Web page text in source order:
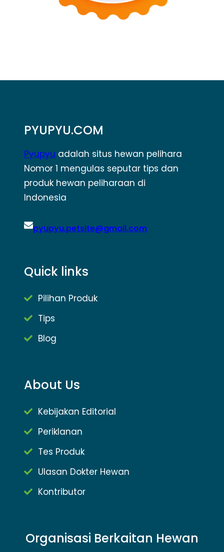
PYUPYU.COM
Pyupyu adalah situs hewan pelihara
Nomor 1 mengulas seputar tips dan
produk hewan peliharaan di
Indonesia
pyupyu.petsite@gmail.com
Quick links
Pilihan Produk
Tips
Blog
About Us
Kebijakan Editorial
Periklanan
Tes Produk
Ulasan Dokter Hewan
Kontributor
Organisasi Berkaitan Hewan